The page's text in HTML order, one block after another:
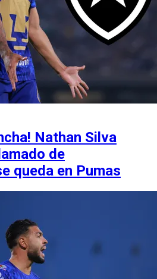
Nathan Silva
de
queda en Pumas